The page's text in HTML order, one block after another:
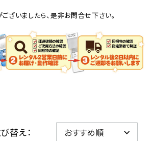
セル
具
ざいましたら、是非お問合せ下さい。
替え：